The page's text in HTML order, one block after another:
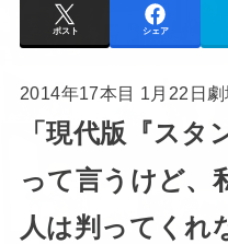
ポスト シェア
2014年17本目 1月22日
「現代版『スタ
って言うけど、
人は判ってくれ